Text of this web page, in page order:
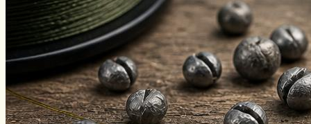
Воблеры
Поплавок
Виды ловли
Зимняя рыбалка
Нахлыст